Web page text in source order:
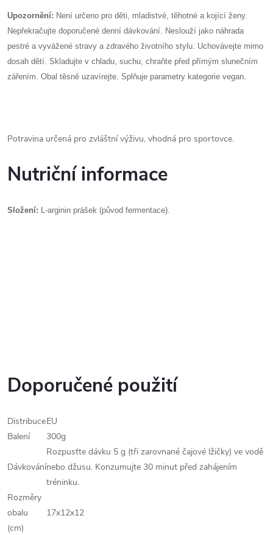
Upozornění: Není určeno pro děti, mladistvé, těhotné a kojící ženy.
Nepřekračujte doporučené denní dávkování. Neslouží jako náhrada
pestré a vyvážené stravy a zdravého životního stylu. Uchovávejte mimo
dosah dětí. Skladujte v chladu, suchu, chraňte před přímým slunečním
zářením. Obal těsně uzavírejte. Splňuje parametry kategorie vegan.
Potravina určená pro zvláštní výživu, vhodná pro sportovce.
Nutriční informace
Složení: L-arginin prášek (původ fermentace).
Doporučené použití
DistribuceEU
Balení
300g
Dávkování
Rozpusťte dávku 5 g (tři zarovnané čajové lžičky) ve vodě
nebo džusu. Konzumujte 30 minut před zahájením
tréninku.
Rozměry
obalu
(cm)
17x12x12